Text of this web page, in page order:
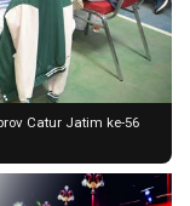
Catur Jatim ke-56